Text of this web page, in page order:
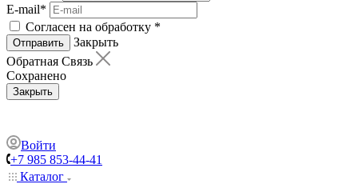
E-mail*
Согласен на обработку *
Отправить
Закрыть
Обратная Связь
Сохранено
Закрыть
Войти
+7 985 853-44-41
Каталог